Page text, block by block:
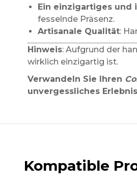
Ein einzigartiges und
fesselnde Präsenz.
Artisanale Qualität:
Hinweis: Aufgrund der
wirklich einzigartig ist.
Verwandeln Sie Ihren
unvergessliches
Kompatible